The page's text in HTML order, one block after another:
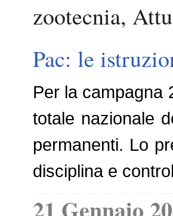
zootecnia,
Pac: le
Per la campagna
totale nazionale
permanenti. Lo
disciplina e